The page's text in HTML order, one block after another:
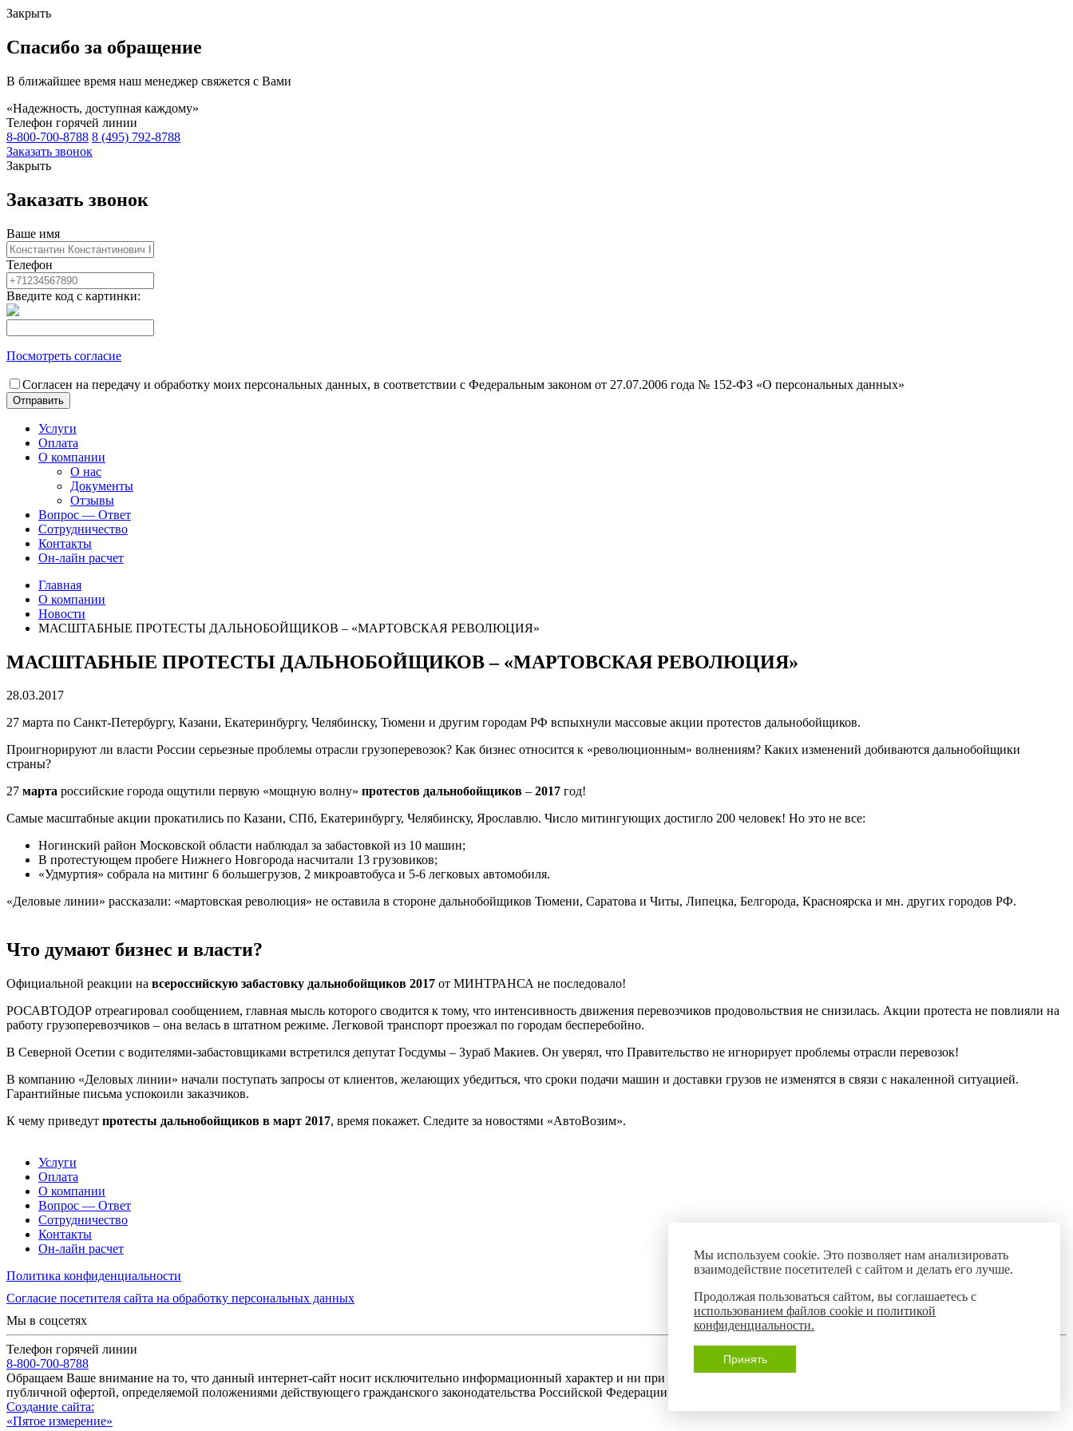
Закрыть
Спасибо за обращение
В ближайшее время наш менеджер свяжется с Вами
«Надежность, доступная каждому»
Телефон горячей линии
8-800-700-8788 8 (495) 792-8788
Заказать звонок
Закрыть
Заказать звонок
Ваше имя
Телефон
Введите код с картинки:
Посмотреть согласие
Согласен на передачу и обработку моих персональных данных, в соответствии с Федеральным законом от 27.07.2006 года № 152-ФЗ «О персональных данных»
Отправить
Услуги
Оплата
О компании
О нас
Документы
Отзывы
Вопрос — Ответ
Сотрудничество
Контакты
Он-лайн расчет
Главная
О компании
Новости
МАСШТАБНЫЕ ПРОТЕСТЫ ДАЛЬНОБОЙЩИКОВ – «МАРТОВСКАЯ РЕВОЛЮЦИЯ»
МАСШТАБНЫЕ ПРОТЕСТЫ ДАЛЬНОБОЙЩИКОВ – «МАРТОВСКАЯ РЕВОЛЮЦИЯ»
28.03.2017
27 марта по Санкт-Петербургу, Казани, Екатеринбургу, Челябинску, Тюмени и другим городам РФ вспыхнули массовые акции протестов дальнобойщиков.
Проигнорируют ли власти России серьезные проблемы отрасли грузоперевозок? Как бизнес относится к «революционным» волнениям? Каких изменений добиваются дальнобойщики
страны?
27 марта российские города ощутили первую «мощную волну» протестов дальнобойщиков – 2017 год!
Самые масштабные акции прокатились по Казани, СПб, Екатеринбургу, Челябинску, Ярославлю. Число митингующих достигло 200 человек! Но это не все:
Ногинский район Московской области наблюдал за забастовкой из 10 машин;
В протестующем пробеге Нижнего Новгорода насчитали 13 грузовиков;
«Удмуртия» собрала на митинг 6 большегрузов, 2 микроавтобуса и 5-6 легковых автомобиля.
«Деловые линии» рассказали: «мартовская революция» не оставила в стороне дальнобойщиков Тюмени, Саратова и Читы, Липецка, Белгорода, Красноярска и мн. других городов РФ.
Что думают бизнес и власти?
Официальной реакции на всероссийскую забастовку дальнобойщиков 2017 от МИНТРАНСА не последовало!
РОСАВТОДОР отреагировал сообщением, главная мысль которого сводится к тому, что интенсивность движения перевозчиков продовольствия не снизилась. Акции протеста не повлияли на
работу грузоперевозчиков – она велась в штатном режиме. Легковой транспорт проезжал по городам бесперебойно.
В Северной Осетии с водителями-забастовщиками встретился депутат Госдумы – Зураб Макиев. Он уверял, что Правительство не игнорирует проблемы отрасли перевозок!
В компанию «Деловых линии» начали поступать запросы от клиентов, желающих убедиться, что сроки подачи машин и доставки грузов не изменятся в связи с накаленной ситуацией.
Гарантийные письма успокоили заказчиков.
К чему приведут протесты дальнобойщиков в март 2017, время покажет. Следите за новостями «АвтоВозим».
Услуги
Оплата
О компании
Вопрос — Ответ
Сотрудничество
Контакты
Он-лайн расчет
Политика конфиденциальности
Согласие посетителя сайта на обработку персональных данных
Мы в соцсетях
Телефон горячей линии
8-800-700-8788
Обращаем Ваше внимание на то, что данный интернет-сайт носит исключительно информационный характер и ни при каких условиях предложения, размещенные на нем, не являются
публичной офертой, определяемой положениями действующего гражданского законодательства Российской Федерации.
Создание сайта:
«Пятое измерение»
Мы используем cookie. Это позволяет нам анализировать
взаимодействие посетителей с сайтом и делать его лучше.
Продолжая пользоваться сайтом, вы соглашаетесь с
использованием файлов cookie и политикой
конфиденциальности.
Принять